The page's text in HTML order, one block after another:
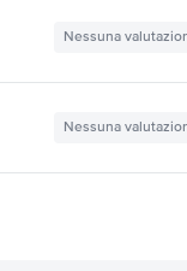
Nessuna
Nessuna